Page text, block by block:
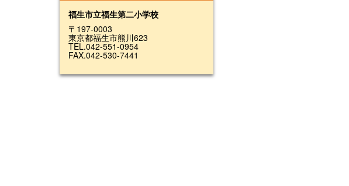
福生市立福生第二小学校
〒197-0003
東京都福生市熊川623
TEL.042-551-0954
FAX.042-530-7441